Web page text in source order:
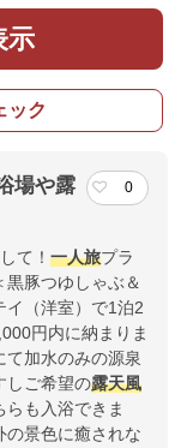
示
ック
場や露
0
て！ 一人旅プラ
豚つゆしゃぶ＆
イ（洋室）で1泊2
円内に納まりま
加水のみの源泉
しご希望の露天風
も入浴できま
の景色に癒されな